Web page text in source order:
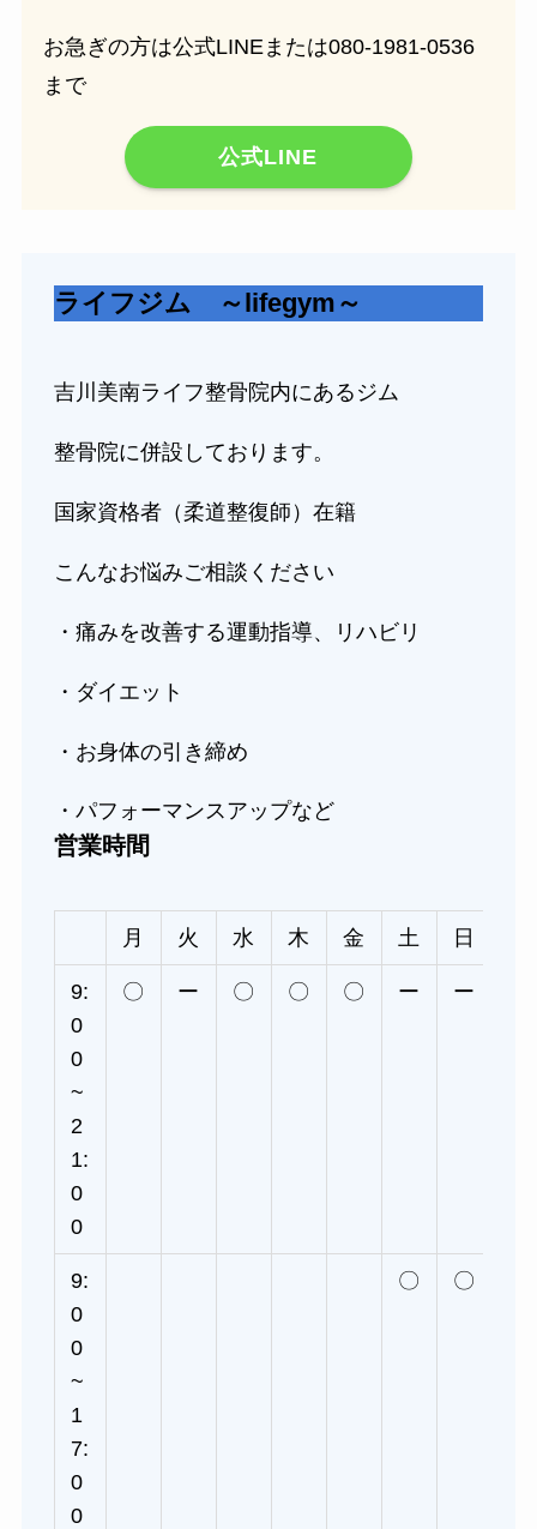
お急ぎの方は公式LINEまたは080-1981-0536
まで
公式LINE
ライフジム ～lifegym～
吉川美南ライフ整骨院内にあるジム
整骨院に併設しております。
国家資格者（柔道整復師）在籍
こんなお悩みご相談ください
・痛みを改善する運動指導、リハビリ
・ダイエット
・お身体の引き締め
・パフォーマンスアップなど
営業時間
月 火 水 木 金 土 日
9:
0
0
~
2
1:
0
0
〇 ー 〇 〇 〇 ー ー
9:
0
0
~
1
7:
0
0
〇 〇